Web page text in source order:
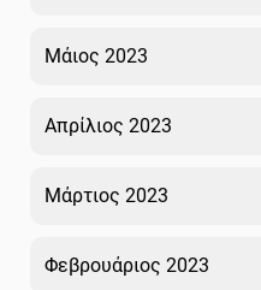
Μάιος 2023
Απρίλιος 2023
Μάρτιος 2023
Φεβρουάριος 2023